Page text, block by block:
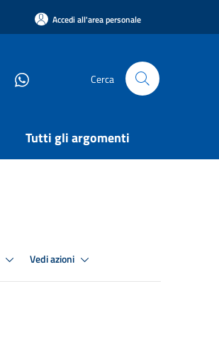
Accedi all'area personale
Cerca
Tutti gli argomenti
Vedi azioni